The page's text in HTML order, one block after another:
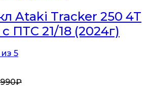
Ataki Tracker 250 4T
ПТС 21/18 (2024г)
из 5
₽